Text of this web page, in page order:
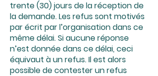
trente (30) jours de la réception de
la demande. Les refus sont motivés
par écrit par l’organisation dans ce
même délai. Si aucune réponse
n’est donnée dans ce délai, ceci
équivaut à un refus. Il est alors
possible de contester un refus